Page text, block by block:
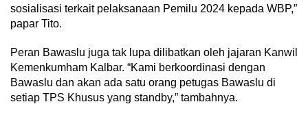
sosialisasi terkait pelaksanaan Pemilu 2024 kepada WBP,”
papar Tito.
Peran Bawaslu juga tak lupa dilibatkan oleh jajaran Kanwil
Kemenkumham Kalbar. “Kami berkoordinasi dengan
Bawaslu dan akan ada satu orang petugas Bawaslu di
setiap TPS Khusus yang standby,” tambahnya.